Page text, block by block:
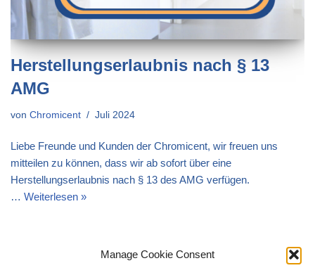
Manage Cookie Consent
Herstellungserlaubnis nach § 13
AMG
von Chromicent Juli 2024
Liebe Freunde und Kunden der Chromicent, wir freuen uns
mitteilen zu können, dass wir ab sofort über eine
Herstellungserlaubnis nach § 13 des AMG verfügen.
… Weiterlesen »